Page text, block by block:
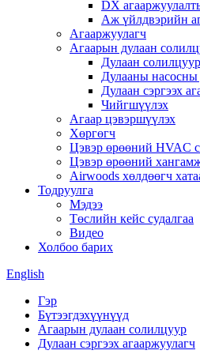
DX
Аж үйлдвэрийн
Агааржуулагч
Агаарын дулаан
Дулаан солилцуур
Дулааны насосны
Дулаан сэргээх
Чийгшүүлэх
Агаар цэвэршүүлэх
Хөргөгч
Цэвэр өрөөний HVAC
Цэвэр өрөөний
Airwoods хөлдөөгч
Тодруулга
Мэдээ
Төслийн кейс судалгаа
Видео
Холбоо барих
English
Гэр
Бүтээгдэхүүнүүд
Агаарын дулаан солилцуур
Дулаан сэргээх агааржуулагч